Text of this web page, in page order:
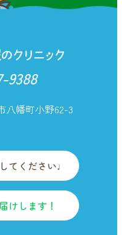
9388
八幡町小野62-3
てください♩
けします！